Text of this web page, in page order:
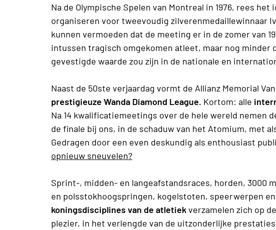
Na de Olympische Spelen van Montreal in 1976, rees
organiseren voor tweevoudig zilverenmedaillewinnaar
kunnen vermoeden dat de meeting er in de zomer van
intussen tragisch omgekomen atleet, maar nog minder
gevestigde waarde zou zijn in de nationale en
Naast de 50ste verjaardag vormt de Allianz Memorial
prestigieuze Wanda Diamond League. Kortom: alle
Na 14 kwalificatiemeetings over de hele wereld nemen
de finale bij ons, in de schaduw van het Atomium, met
Gedragen door een even deskundig als enthousiast
opnieuw sneuvelen?
Sprint-, midden- en langeafstandsraces, horden, 3000
en polsstokhoogspringen, kogelstoten, speerwerpen
koningsdisciplines van de atletiekverzamelen zich op
plezier, in het verlengde van de uitzonderlijke